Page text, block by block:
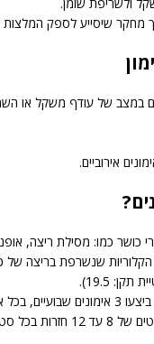
כושר כמו: מסילת ריצה,